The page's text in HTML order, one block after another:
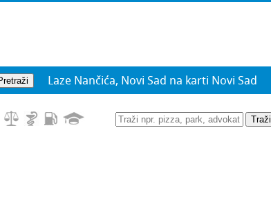
Laze Nančića, Novi Sad na karti Novi Sad
Traži